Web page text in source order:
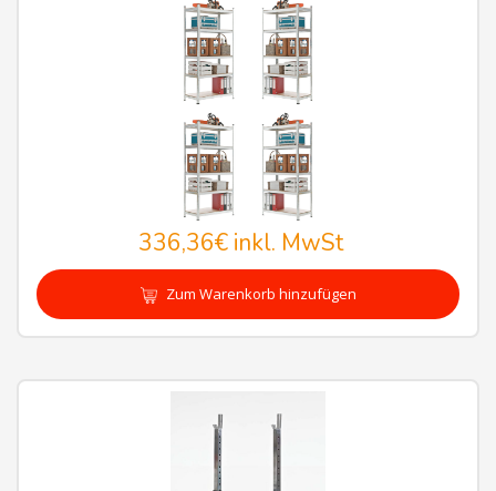
336,36€inkl. MwSt
Zum Warenkorb hinzufügen